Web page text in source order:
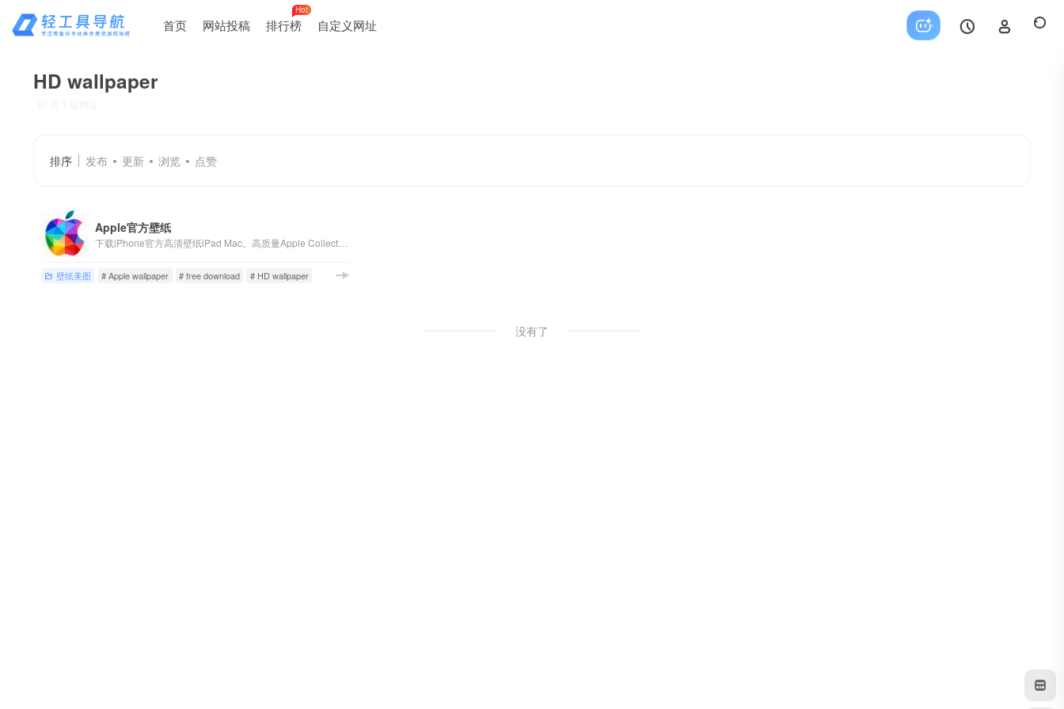
首页 网站投稿 排行榜
Hot
自定义网址
HD wallpaper
排序 发布 更新 浏览 点赞
Apple官方壁纸
壁纸美图 # Apple wallpaper # free download # HD wallpaper
没有了